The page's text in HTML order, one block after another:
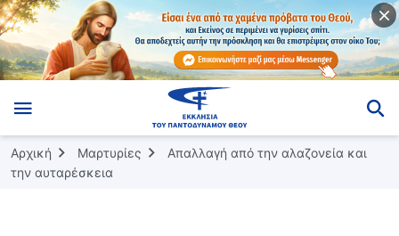
Αρχική Μαρτυρίες
Απαλλαγή από την αλαζονεία και
την αυταρέσκεια